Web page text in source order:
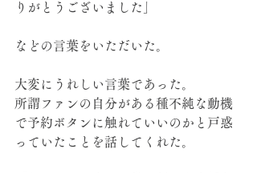
りがとうございました」
などの言葉をいただいた。
大変にうれしい言葉であった。
所謂ファンの自分がある種不純な動機
で予約ボタンに触れていいのかと戸惑
っていたことを話してくれた。